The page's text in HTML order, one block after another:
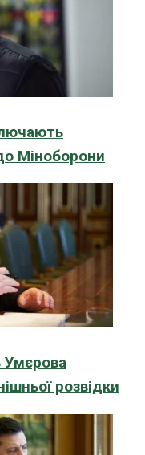
Міноборони
Умєрова
розвідки